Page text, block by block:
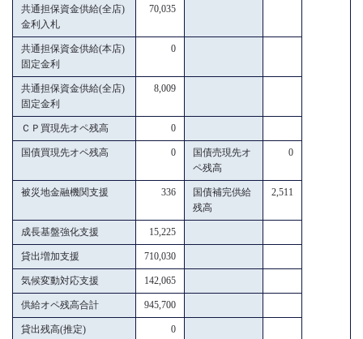
共通担保資金供給(全店)
金利入札
70,035
共通担保資金供給(本店)
固定金利
0
共通担保資金供給(全店)
固定金利
8,009
ＣＰ買現先オペ残高 0
国債買現先オペ残高 0
国債売現先オ
ペ残高
0
被災地金融機関支援 336
国債補完供給
残高
2,511
成長基盤強化支援 15,225
貸出増加支援 710,030
気候変動対応支援 142,065
供給オペ残高合計 945,700
貸出残高(推定) 0